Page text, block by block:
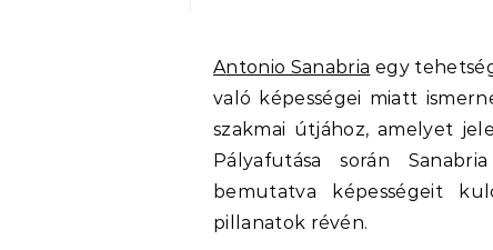
Antonio Sanabria egy
való képességei miatt
szakmai útjához, amelyet
Pályafutása során
bemutatva képességeit
pillanatok révén.